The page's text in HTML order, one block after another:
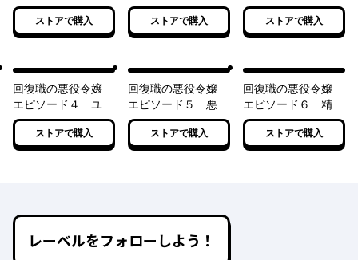
けが転職方法を知っ
ているストアで購入
術師のプレイヤー的
育成方法
ストアで購入
ーク職業〈聖女〉ク
エスト・上
ストアで購入
回復職の悪役令嬢
エピソード４ ユニ
ーク職業〈聖女〉ク
エスト・下
ストアで購入
回復職の悪役令嬢
エピソード５ 悪役
令嬢はもう終わりで
ストアで購入
回復職の悪役令嬢
エピソード６ 精霊
の目覚め
ストアで購入
レーベルをフォローしよう！